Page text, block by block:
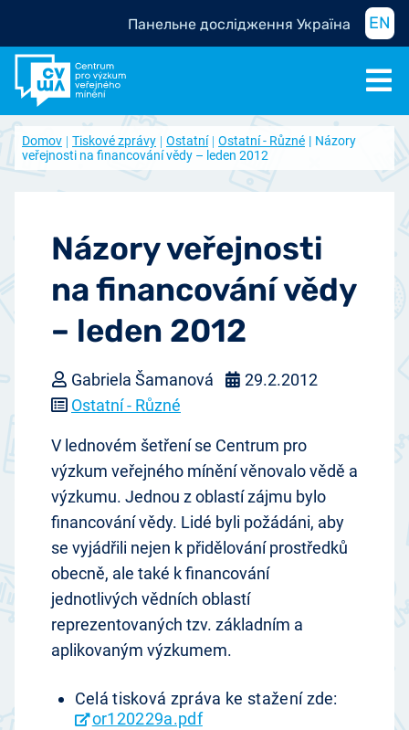
Панельне дослідження Україна EN
Domov Tiskové zprávy Ostatní Ostatní - Různé
Názory
veřejnosti na financování vědy – leden 2012
Názory veřejnosti
na financování vědy
– leden 2012
Gabriela Šamanová
29.2.2012
Ostatní - Různé
V lednovém šetření se Centrum pro
výzkum veřejného mínění věnovalo vědě a
výzkumu. Jednou z oblastí zájmu bylo
financování vědy. Lidé byli požádáni, aby
se vyjádřili nejen k přidělování prostředků
obecně, ale také k financování
jednotlivých vědních oblastí
reprezentovaných tzv. základním a
aplikovaným výzkumem.
Celá tisková zpráva ke stažení zde:
or120229a.pdf